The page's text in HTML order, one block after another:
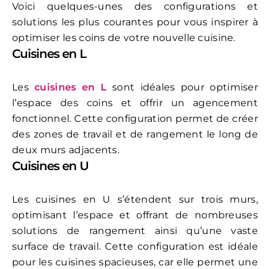
Voici quelques-unes des configurations et
solutions les plus courantes pour vous inspirer à
optimiser les coins de votre nouvelle cuisine.
Cuisines en L
Lescuisines en Lsont idéales pour optimiser
l’espace des coins et offrir un agencement
fonctionnel. Cette configuration permet de créer
des zones de travail et de rangement le long de
deux murs adjacents.
Cuisines en U
Les cuisines en U s’étendent sur trois murs,
optimisant l’espace et offrant de nombreuses
solutions de rangement ainsi qu’une vaste
surface de travail. Cette configuration est idéale
pour les cuisines spacieuses, car elle permet une